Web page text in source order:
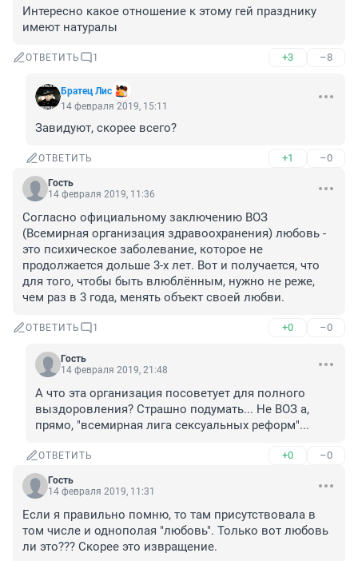
Интересно какое отношение к этому гей празднику
имеют натуралы
ОТВЕТИТЬ 1 +3 –8
Братец Лис
14 февраля 2019, 15:11
Завидуют, скорее всего?
ОТВЕТИТЬ +1 –0
Гость
14 февраля 2019, 11:36
Согласно официальному заключению ВОЗ
(Всемирная организация здравоохранения) любовь -
это психическое заболевание, которое не
продолжается дольше 3-х лет. Вот и получается, что
для того, чтобы быть влюблённым, нужно не реже,
чем раз в 3 года, менять объект своей любви.
ОТВЕТИТЬ 1 +0 –0
Гость
14 февраля 2019, 21:48
А что эта организация посоветует для полного
выздоровления? Страшно подумать... Не ВОЗ а,
прямо, "всемирная лига сексуальных реформ"...
ОТВЕТИТЬ +0 –0
Гость
14 февраля 2019, 11:31
Если я правильно помню, то там присутствовала в
том числе и однополая "любовь". Только вот любовь
ли это??? Скорее это извращение.